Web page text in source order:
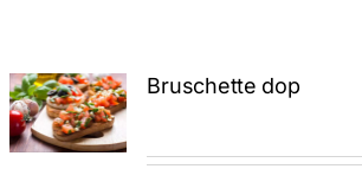
ADD TO
CART
/
DETTAGLI
Bruschette dop